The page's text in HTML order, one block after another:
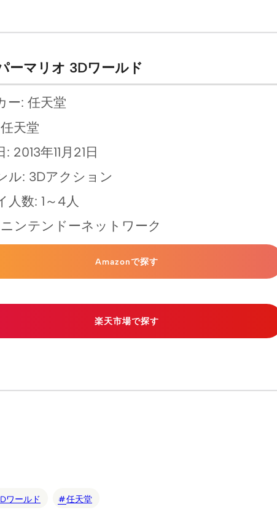
ーマリオ 3Dワールド
ー: 任天堂
天堂
2013年11月21日
ル: 3Dアクション
人数: 1～4人
ンテンドーネットワーク
Amazonで探す
楽天市場で探す
ワールド 任天堂